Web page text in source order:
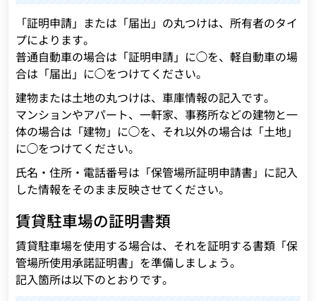
「証明申請」または「届出」の丸つけは、所有者のタイ
プによります。
普通自動車の場合は「証明申請」に◯を、軽自動車の場
合は「届出」に◯をつけてください。
建物または土地の丸つけは、車庫情報の記入です。
マンションやアパート、一軒家、事務所などの建物と一
体の場合は「建物」に◯を、それ以外の場合は「土地」
に◯をつけてください。
氏名・住所・電話番号は「保管場所証明申請書」に記入
した情報をそのまま反映させてください。
賃貸駐車場の証明書類
賃貸駐車場を使用する場合は、それを証明する書類「保
管場所使用承諾証明書」を準備しましょう。
記入箇所は以下のとおりです。